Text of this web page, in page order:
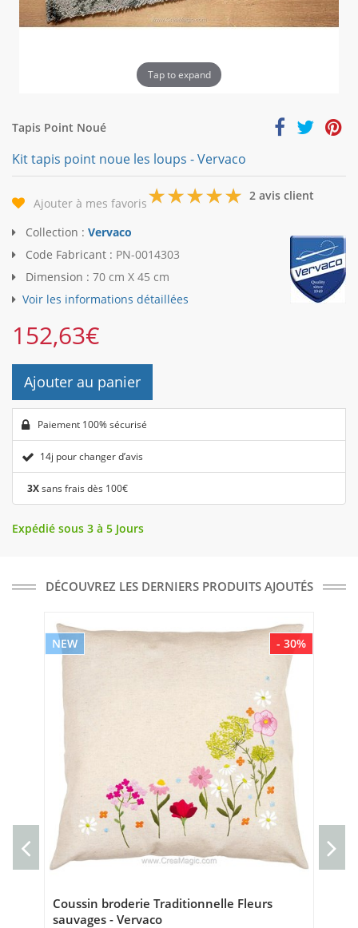
Tap to expand
Tapis Point Noué
Kit tapis point noue les loups - Vervaco
5
2 avis client
Ajouter à mes favoris
Collection : Vervaco
Code Fabricant : PN-0014303
Dimension : 70 cm X 45 cm
Voir les informations détaillées
152,63€
Ajouter au panier
Paiement 100% sécurisé
14j pour changer d’avis
3Xsans frais dès 100€
Expédié sous 3 à 5 Jours
DÉCOUVREZ LES DERNIERS PRODUITS AJOUTÉS
- 30%
NEW
Coussin broderie Traditionnelle Fleurs
sauvages - Vervaco